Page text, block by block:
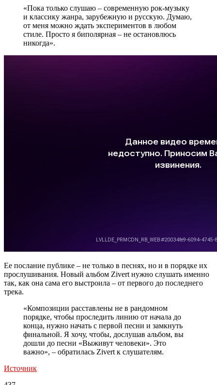
«Пока только слушаю – современную рок-музыку
и классику жанра, зарубежную и русскую. Думаю,
от меня можно ждать экспериментов в любом
стиле. Просто я биполярная – не остановлюсь
никогда».
Ее послание публике – не только в песнях, но и в порядке их
прослушивания. Новый альбом Zivert нужно слушать именно
так, как она сама его выстроила – от первого до последнего
трека.
«Композиции расставлены не в рандомном
порядке, чтобы проследить линию от начала до
конца, нужно начать с первой песни и замкнуть
финальной. Я хочу, чтобы, дослушав альбом, вы
дошли до песни «Выживут человеки». Это
важно», – обратилась Zivert к слушателям.
Источник